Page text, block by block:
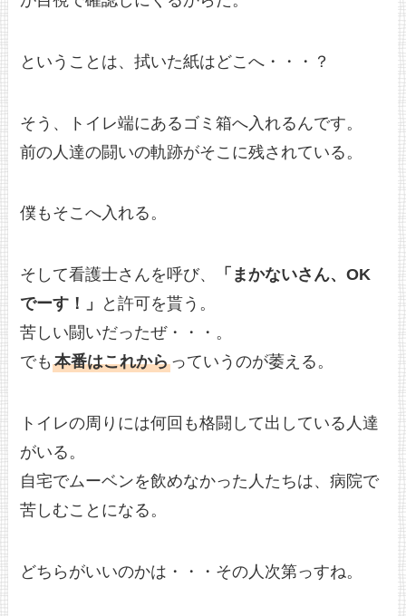
ということは、拭いた紙はどこへ・・・？
そう、トイレ端にあるゴミ箱へ入れるんです。
前の人達の闘いの軌跡がそこに残されている。
僕もそこへ入れる。
そして看護士さんを呼び、
「まかないさん、OK
でーす！」
と許可を貰う。
苦しい闘いだったぜ・・・。
でも本番はこれからっていうのが萎える。
トイレの周りには何回も格闘して出している人達
がいる。
自宅でムーベンを飲めなかった人たちは、病院で
苦しむことになる。
どちらがいいのかは・・・その人次第っすね。